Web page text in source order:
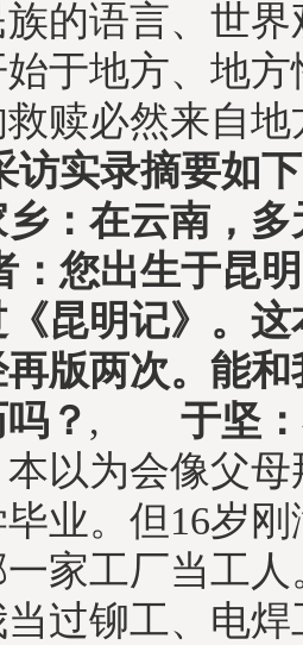
的语言、世
于地方、地
赎必然来自
实录摘要如
：在云南，
您出生于昆明
昆明记》。
版两次。能
？ , 于坚：
以为会像父
业。但16岁
家工厂当工
过铆工、电